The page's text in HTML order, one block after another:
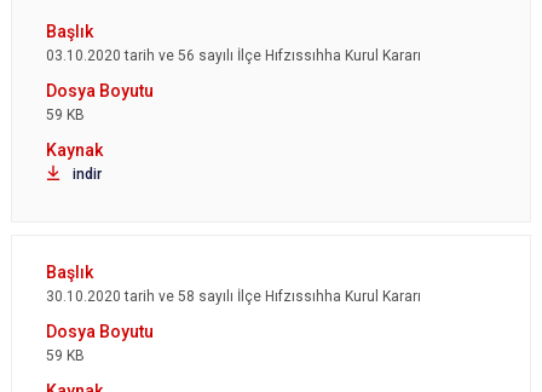
03.10.2020 tarih ve 56 sayılı İlçe Hıfzıssıhha Kurul Kararı
59 KB
indir
30.10.2020 tarih ve 58 sayılı İlçe Hıfzıssıhha Kurul Kararı
59 KB